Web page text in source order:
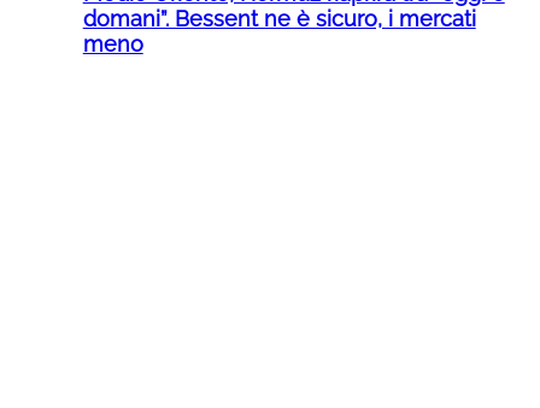
domani”. Bessent ne è sicuro, i mercati
meno